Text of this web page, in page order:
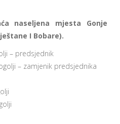
naseljena mjesta Gonje
I Bobare).
– predsjednik
– zamjenik predsjednika